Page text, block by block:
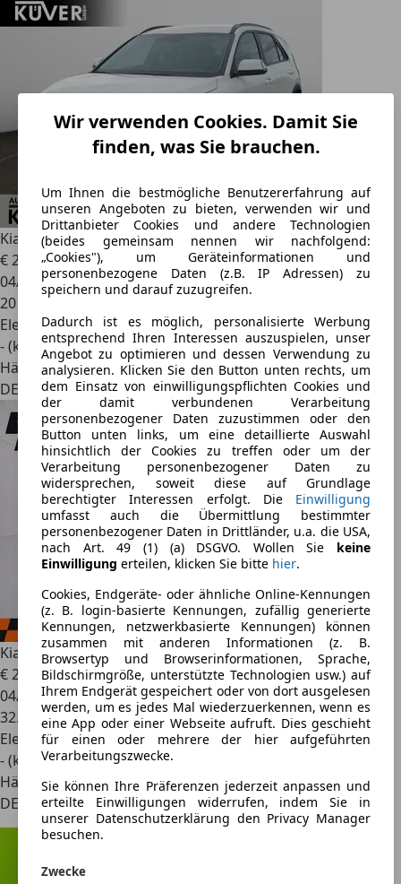
Wir verwenden Cookies. Damit Sie
finden, was Sie brauchen.
Um Ihnen die bestmögliche Benutzererfahrung auf
unseren Angeboten zu bieten, verwenden wir und
Drittanbieter Cookies und andere Technologien
(beides gemeinsam nennen wir nachfolgend:
„Cookies"), um Geräteinformationen und
personenbezogene Daten (z.B. IP Adressen) zu
speichern und darauf zuzugreifen.
Dadurch ist es möglich, personalisierte Werbung
entsprechend Ihren Interessen auszuspielen, unser
Angebot zu optimieren und dessen Verwendung zu
analysieren. Klicken Sie den Button unten rechts, um
dem Einsatz von einwilligungspflichten Cookies und
der damit verbundenen Verarbeitung
personenbezogener Daten zuzustimmen oder den
Button unten links, um eine detaillierte Auswahl
hinsichtlich der Cookies zu treffen oder um der
Verarbeitung personenbezogener Daten zu
widersprechen, soweit diese auf Grundlage
berechtigter Interessen erfolgt. Die Einwilligung
umfasst auch die Übermittlung bestimmter
personenbezogener Daten in Drittländer, u.a. die USA,
nach Art. 49 (1) (a) DSGVO. Wollen Sie keine
Einwilligung erteilen, klicken Sie bitte hier.
Cookies, Endgeräte- oder ähnliche Online-Kennungen
(z. B. login-basierte Kennungen, zufällig generierte
Kennungen, netzwerkbasierte Kennungen) können
zusammen mit anderen Informationen (z. B.
Browsertyp und Browserinformationen, Sprache,
Bildschirmgröße, unterstützte Technologien usw.) auf
Ihrem Endgerät gespeichert oder von dort ausgelesen
werden, um es jedes Mal wiederzuerkennen, wenn es
eine App oder einer Webseite aufruft. Dies geschieht
für einen oder mehrere der hier aufgeführten
Verarbeitungszwecke.
Sie können Ihre Präferenzen jederzeit anpassen und
erteilte Einwilligungen widerrufen, indem Sie in
unserer Datenschutzerklärung den Privacy Manager
besuchen.
Zwecke
Kia Niro65kWh GRA*ACC*SHZ*RFK
€ 29.0801
04/2026
20 km
Elektro
- (kWh/100 km)
Händler
DE 27628
Kia NiroEV Inspiration 64 kWh Kamera/ACC/WPU/Pano
€ 27.6271
04/2024
32.015 km
Elektro
- (kWh/100 km)
Händler
DE 84030